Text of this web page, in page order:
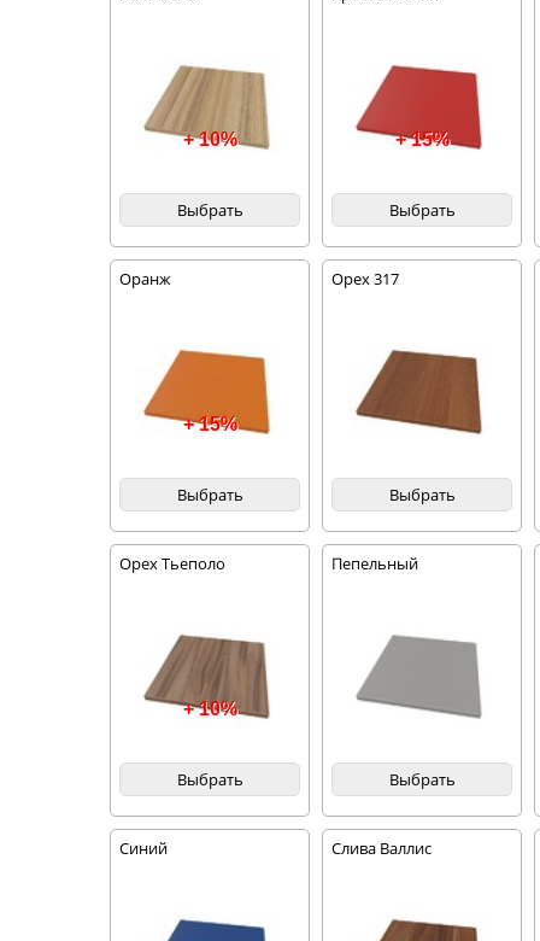
+ 10%
Выбрать
+ 15%
Выбрать
Оранж
+ 15%
Выбрать
Орех 317
Выбрать
Орех Тьеполо
+ 10%
Выбрать
Пепельный
Выбрать
Синий Слива Валлис